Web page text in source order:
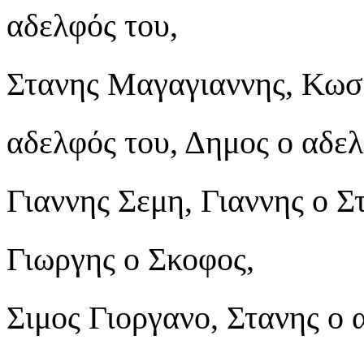
αδελφός του,
Στανης Μαγαγιαννης,
αδελφός του, Δημος ο
Γιαννης Σεμη, Γιαννης ο
Γιωργης ο Σκοφος,
Σιμος Γιοργανο, Στανης